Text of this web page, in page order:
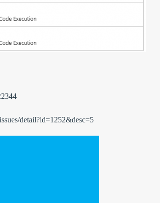
detail?id=1252&desc=5